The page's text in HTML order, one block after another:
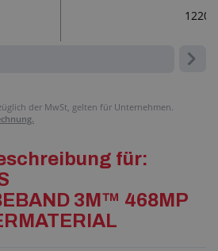
1220
der MwSt, gelten für Unternehmen.
für:
3M™ 468MP